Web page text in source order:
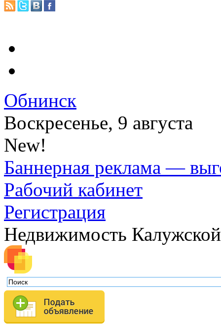
Обнинск
Воскресенье, 9 августа
New!
Баннерная реклама —
Рабочий кабинет
Регистрация
Недвижимость